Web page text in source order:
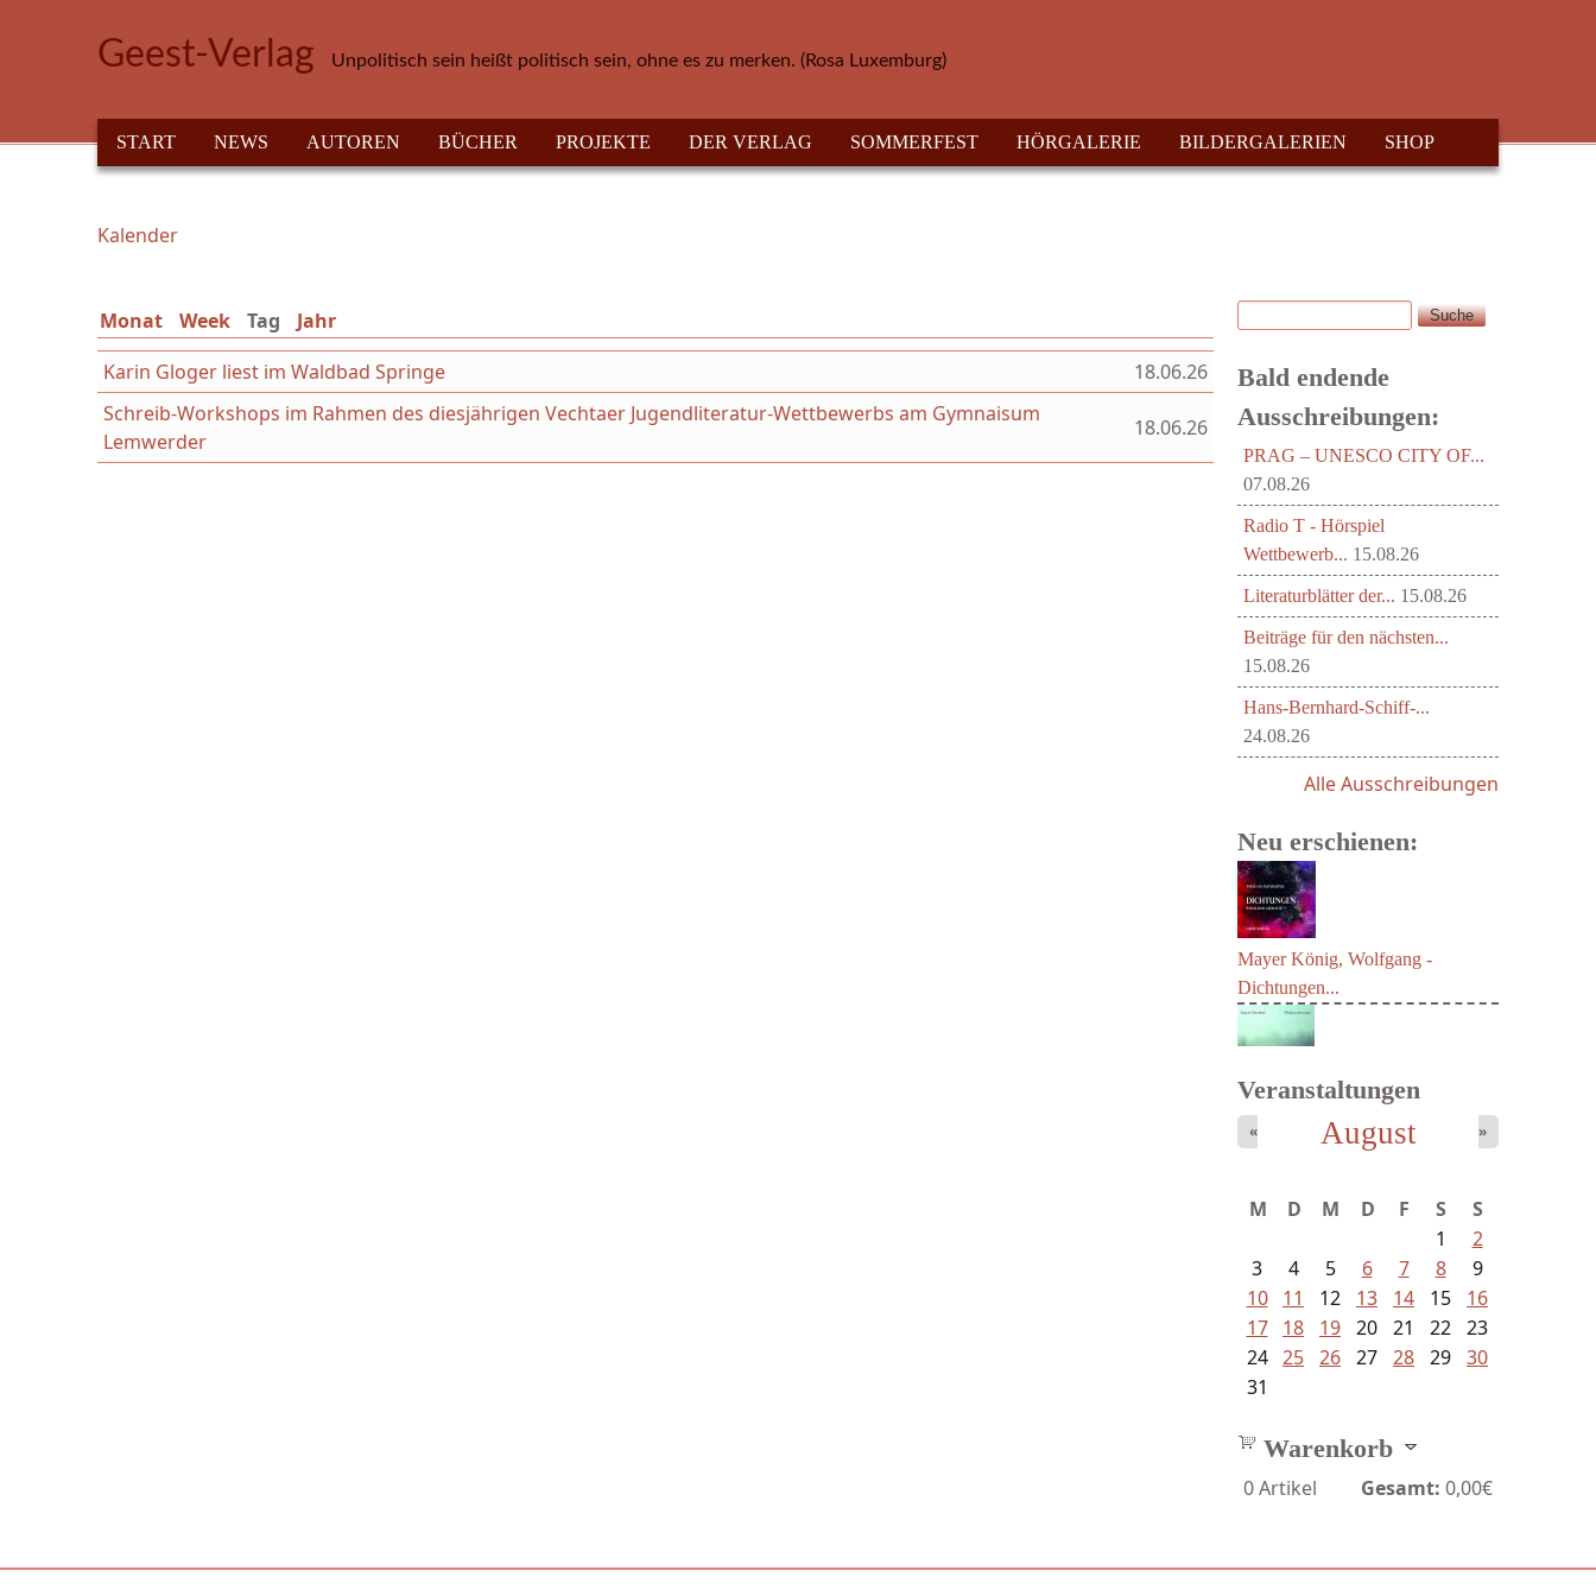
Geest-Verlag Unpolitisch sein heißt politisch sein, ohne es zu merken. (Rosa Luxemburg)
HAUPTMENÜ
START NEWS AUTOREN BÜCHER PROJEKTE DER VERLAG SOMMERFEST HÖRGALERIE BILDERGALERIEN SHOP
Sie sind hier
Kalender
Monat Week Tag (aktiver Reiter)
Jahr
Karin Gloger liest im Waldbad Springe
18.06.26
Schreib-Workshops im Rahmen des diesjährigen Vechtaer Jugendliteratur-Wettbewerbs am Gymnaisum
Lemwerder
18.06.26
Suchformular
Suche
Bald endende
Ausschreibungen:
PRAG – UNESCO CITY OF...
07.08.26
Radio T - Hörspiel
Wettbewerb... 15.08.26
Literaturblätter der... 15.08.26
Beiträge für den nächsten...
15.08.26
Hans-Bernhard-Schiff-...
24.08.26
Alle Ausschreibungen
Neu erschienen:
Mayer König, Wolfgang -
Dichtungen...
Veranstaltungen
August
« »
M D M D F S
S
1
2
3
4 5 6 7 8
9
10
11 12 13 14 15
16
17
18 19 20 21 22 23
24 25 26 27 28 29 30
31
Warenkorb
0Artikel Gesamt: 0,00€